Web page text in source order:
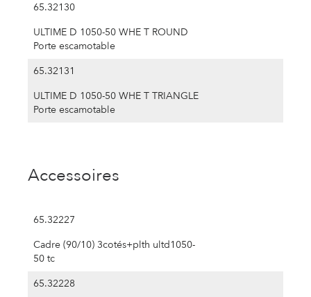
65.32130
ULTIME D 1050-50 WHE T ROUND
Porte escamotable
65.32131
ULTIME D 1050-50 WHE T TRIANGLE
Porte escamotable
Accessoires
65.32227
Cadre (90/10) 3cotés+plth ultd1050-
50 tc
65.32228